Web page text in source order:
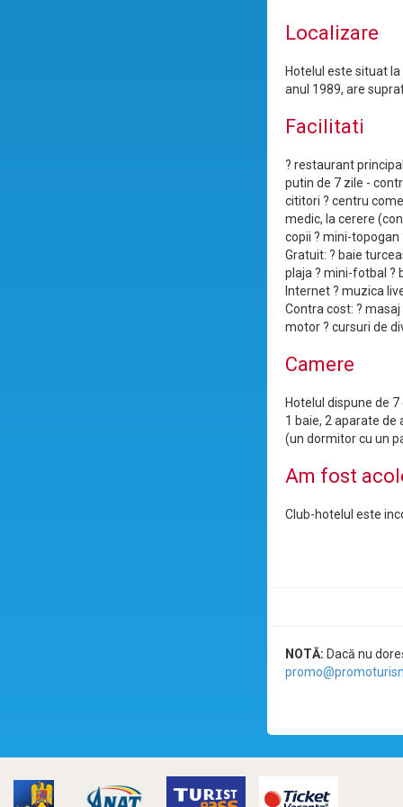
Localizare
Hotelul este situat
anul 1989, are
Facilitati
? restaurant
putin de 7 zile -
cititori ? centru
medic, la cerere
copii ? mini-
Gratuit: ? baie
plaja ? mini-fotbal ?
Internet ? muzica
Contra cost: ?
motor ? cursuri de
Camere
Hotelul dispune de
1 baie, 2 aparate de
(un dormitor cu un
Am fost
Club-hotelul este
NOTĂ: Dacă nu